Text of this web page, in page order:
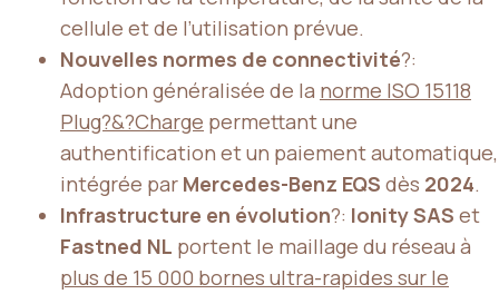
cellule et de l’utilisation prévue.
Nouvelles normes de connectivité?:
Adoption généralisée de la norme ISO 15118
Plug?&?Charge permettant une
authentification et un paiement automatique,
intégrée par Mercedes-Benz EQS dès 2024.
Infrastructure en évolution?: Ionity SAS et
Fastned NL portent le maillage du réseau à
plus de 15 000 bornes ultra-rapides sur le